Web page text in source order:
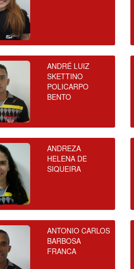
ANDRÉ LUIZ
SKETTINO
POLICARPO
BENTO
ANDREZA
HELENA DE
SIQUEIRA
ANTONIO CARLOS
BARBOSA
FRANCA